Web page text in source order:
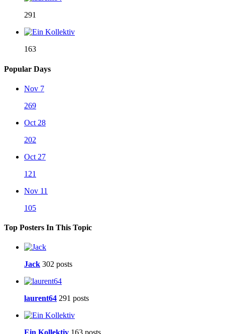
291
163
Popular Days
Nov 7
269
Oct 28
202
Oct 27
121
Nov 11
105
Top Posters In This Topic
Jack 302 posts
laurent64 291 posts